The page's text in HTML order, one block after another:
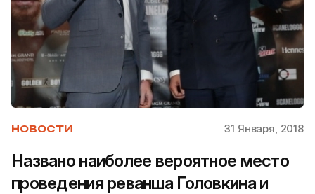
НОВОСТИ 31 Января, 2018
Названо наиболее вероятное место
проведения реванша Головкина и